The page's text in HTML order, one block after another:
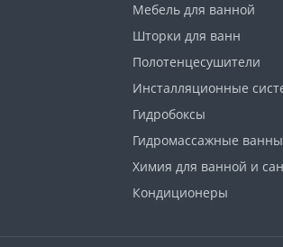
Мебель для ванной
Шторки для ванн
Полотенцесушители
Инсталляционные
Гидробоксы
Гидромассажные ванны
Химия для ванной и
Кондиционеры